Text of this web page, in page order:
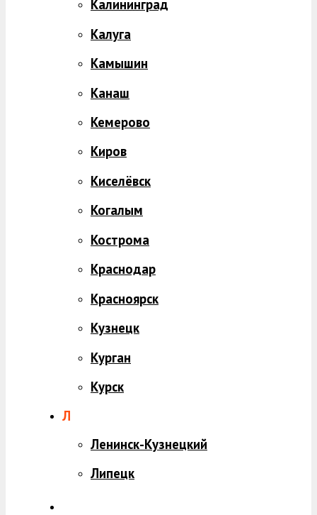
Калининград
Калуга
Камышин
Канаш
Кемерово
Киров
Киселёвск
Когалым
Кострома
Краснодар
Красноярск
Кузнецк
Курган
Курск
Л
Ленинск-Кузнецкий
Липецк